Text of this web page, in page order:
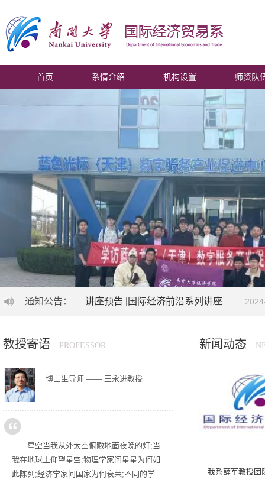
首页 系情介绍 机构设置 师资队
通知公告： 讲座预告 |国际经济前沿系列讲座
澳大利亚国立大学硕士项目线上推介会 | 国际
重磅讲座 | 校友导师大讲堂活动预告——杰出
讲座预告 | 南开国经论坛：高房价背景下兼顾
教授寄语 PROFESSOR
博士生导师 —— 王永进教授
星空当我从外太空俯瞰地面夜晚的灯;当
我在地球上仰望星空;物理学家问星星为何如
此陈列;经济学家问国家为何衰荣;不同的学
新闻动态
· 我系薛军教授团